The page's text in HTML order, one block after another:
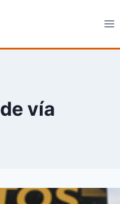
vía